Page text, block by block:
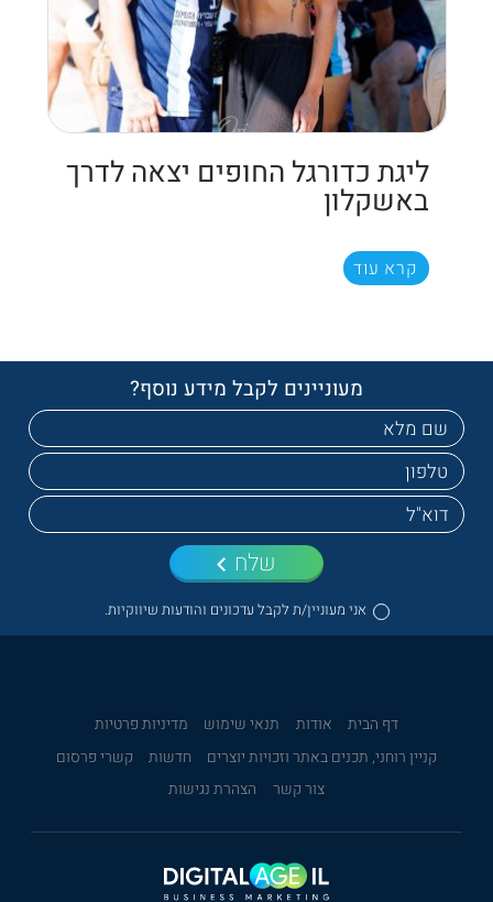
ליגת כדורגל החופים יצאה לדרך
באשקלון
קרא עוד
מעוניינים לקבל מידע נוסף?
אני מעוניין/ת לקבל עדכונים והודעות שיווקיות.
שלח
דף הבית אודות תנאי שימוש
מדיניות פרטיות
קניין רוחני, תכנים באתר וזכויות יוצרים
חדשות
קשרי פרסום
צור קשר
הצהרת נגישות